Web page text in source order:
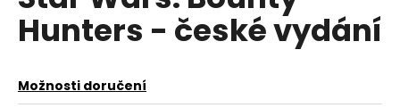
0,0
Hunters - české vydání
Možnosti doručení
a
j
t